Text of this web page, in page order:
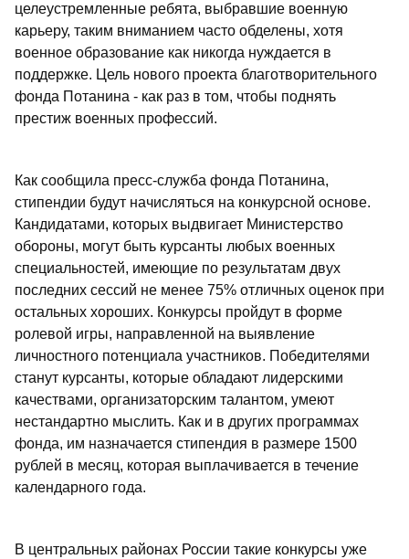
целеустремленные ребята, выбравшие военную
карьеру, таким вниманием часто обделены, хотя
военное образование как никогда нуждается в
поддержке. Цель нового проекта благотворительного
фонда Потанина - как раз в том, чтобы поднять
престиж военных профессий.
Как сообщила пресс-служба фонда Потанина,
стипендии будут начисляться на конкурсной основе.
Кандидатами, которых выдвигает Министерство
обороны, могут быть курсанты любых военных
специальностей, имеющие по результатам двух
последних сессий не менее 75% отличных оценок при
остальных хороших. Конкурсы пройдут в форме
ролевой игры, направленной на выявление
личностного потенциала участников. Победителями
станут курсанты, которые обладают лидерскими
качествами, организаторским талантом, умеют
нестандартно мыслить. Как и в других программах
фонда, им назначается стипендия в размере 1500
рублей в месяц, которая выплачивается в течение
календарного года.
В центральных районах России такие конкурсы уже